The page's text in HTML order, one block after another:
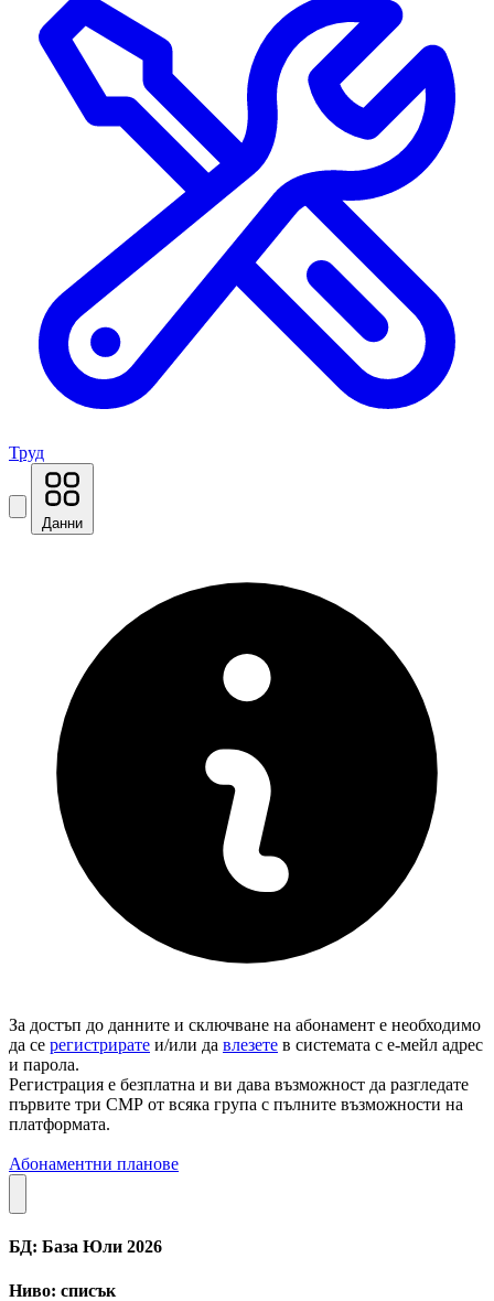
Труд
Данни
За достъп до данните и сключване на абонамент е необходимо
да се регистрирате и/или да влезете в системата с е-мейл адрес
и парола.
Регистрация е безплатна и ви дава възможност да разгледате
първите три СМР от всяка група с пълните възможности на
платформата.
Абонаментни планове
БД: База Юли 2026
Ниво: списък